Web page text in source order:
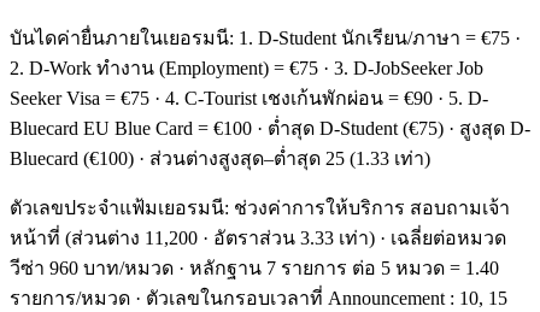
บันไดค่ายื่นภายในเยอรมนี: 1. D-Student นักเรียน/ภาษา = €75 ·
2. D-Work ทำงาน (Employment) = €75 · 3. D-JobSeeker Job
Seeker Visa = €75 · 4. C-Tourist เชงเก้นพักผ่อน = €90 · 5. D-
Bluecard EU Blue Card = €100 · ต่ำสุด D-Student (€75) · สูงสุด D-
Bluecard (€100) · ส่วนต่างสูงสุด–ต่ำสุด 25 (1.33 เท่า)
ตัวเลขประจำแฟ้มเยอรมนี: ช่วงค่าการให้บริการ สอบถามเจ้า
หน้าที่ (ส่วนต่าง 11,200 · อัตราส่วน 3.33 เท่า) · เฉลี่ยต่อหมวด
วีซ่า 960 บาท/หมวด · หลักฐาน 7 รายการ ต่อ 5 หมวด = 1.40
รายการ/หมวด · ตัวเลขในกรอบเวลาที่ Announcement : 10, 15